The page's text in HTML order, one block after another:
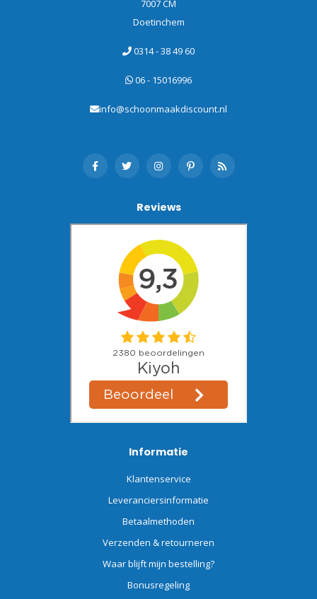
7007 CM
Doetinchem
0314 - 38 49 60
06 - 15016996
info@schoonmaakdiscount.nl
Reviews
Informatie
Klantenservice
Leveranciersinformatie
Betaalmethoden
Verzenden & retourneren
Waar blijft mijn bestelling?
Bonusregeling